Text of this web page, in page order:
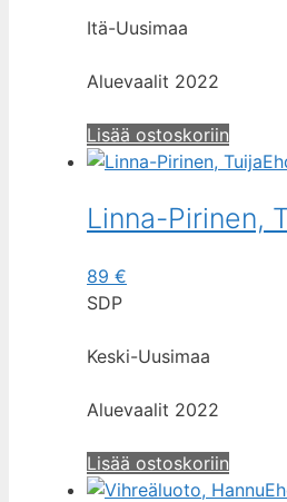
Itä-Uusimaa
Aluevaalit 2022
Lisää ostoskoriin
Linna-Pirinen,
89 €
SDP
Keski-Uusimaa
Aluevaalit 2022
Lisää ostoskoriin